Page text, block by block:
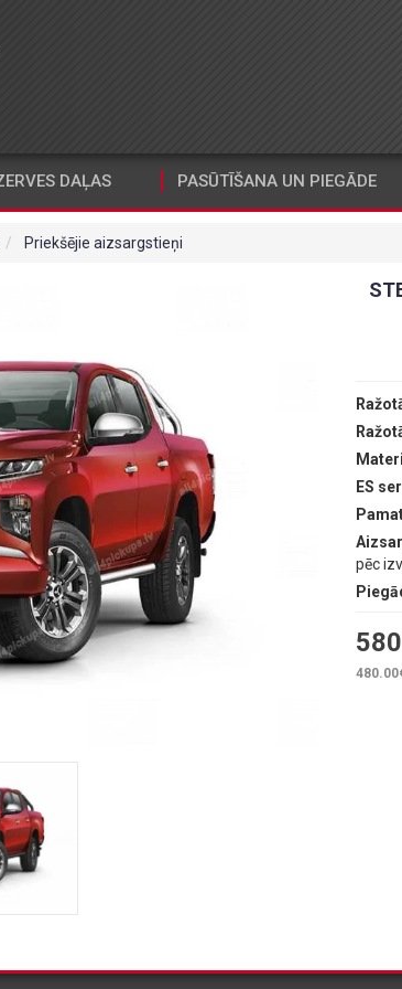
DAĻAS PASŪTĪŠANA UN PIEGĀDE
Priekšējie aizsargstieņi
ES
pēc
480.00